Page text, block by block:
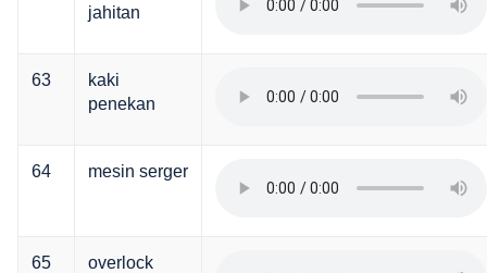
jahitan
63
kaki
penekan
64 mesin serger
65 overlock